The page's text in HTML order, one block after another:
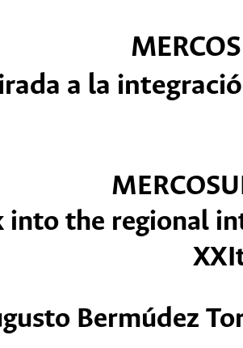
a la
into the regional
Bermúdez